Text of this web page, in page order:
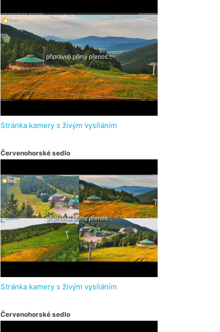
Stránka kamery s živým vysíláním
Červenohorské sedlo
Stránka kamery s živým vysíláním
Červenohorské sedlo